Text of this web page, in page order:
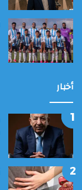
أخبار